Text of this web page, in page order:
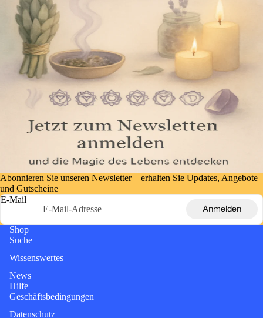
Abonnieren Sie unseren Newsletter – erhalten Sie Updates, Angebote
und Gutscheine
E-Mail
Anmelden
Shop
Suche
Wissenswertes
News
Hilfe
Geschäftsbedingungen
Datenschutz